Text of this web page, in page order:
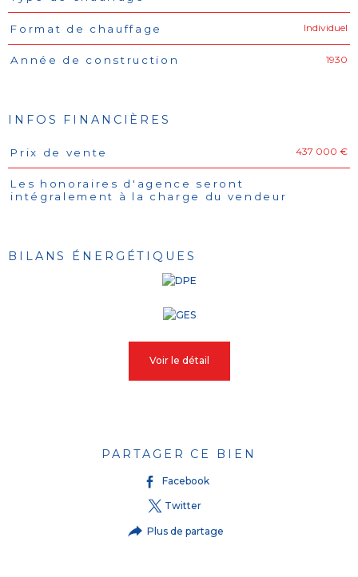
Format de chauffage Individuel
Année de construction 1930
INFOS FINANCIÈRES
Caractéristiques Valeurs
Prix de vente 437 000 €
Les honoraires d'agence seront
intégralement à la charge du vendeur
BILANS ÉNERGÉTIQUES
Voir le détail
PARTAGER CE BIEN
Facebook
Twitter
Plus de partage